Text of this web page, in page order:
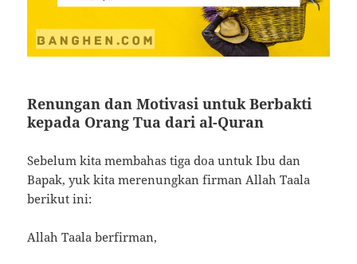
Renungan dan Motivasi untuk Berbakti
kepada Orang Tua dari al-Quran
Sebelum kita membahas tiga doa untuk Ibu dan
Bapak, yuk kita merenungkan firman Allah Taala
berikut ini:
Allah Taala berfirman,